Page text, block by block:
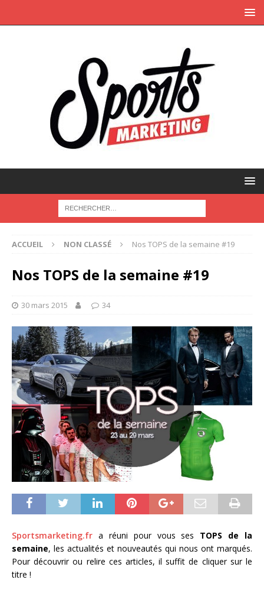
ACCUEIL NON CLASSÉ Nos TOPS de la semaine #19
Nos TOPS de la semaine #19
30 mars 2015 34
Sportsmarketing.fr a réuni pour vous ses TOPS de la
semaine, les actualités et nouveautés qui nous ont marqués.
Pour découvrir ou relire ces articles, il suffit de cliquer sur le
titre !